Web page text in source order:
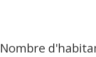
Nombre